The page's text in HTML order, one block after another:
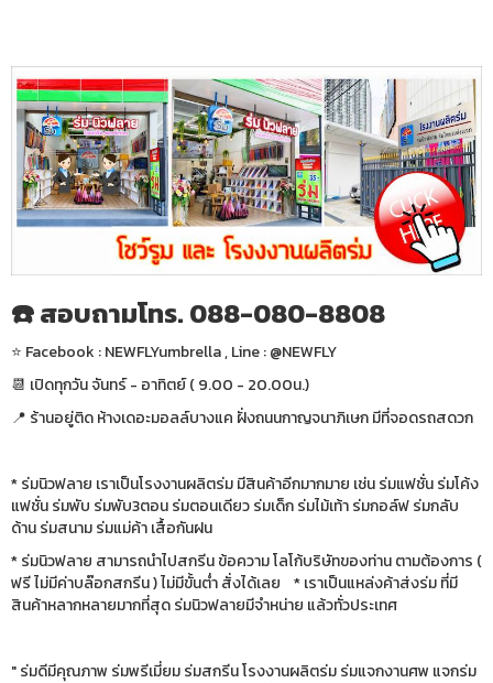
☎️ สอบถามโทร. 088-080-8808
⭐️ Facebook : NEWFLYumbrella , Line : @NEWFLY
📆 เปิดทุกวัน จันทร์ - อาทิตย์ ( 9.00 - 20.00น.)
📍 ร้านอยู่ติด ห้างเดอะมอลล์บางแค ฝั่งถนนกาญจนาภิเษก มีที่จอดรถสดวก
* ร่มนิวฟลาย เราเป็นโรงงานผลิตร่ม มีสินค้าอีกมากมาย เช่น ร่มแฟชั่น ร่มโค้ง
แฟชั่น ร่มพับ ร่มพับ3ตอน ร่มตอนเดียว ร่มเด็ก ร่มไม้เท้า ร่มกอล์ฟ ร่มกลับ
ด้าน ร่มสนาม ร่มแม่ค้า เสื้อกันฝน
* ร่มนิวฟลาย สามารถนำไปสกรีน ข้อความ โลโก้บริษัทของท่าน ตามต้องการ (
ฟรี ไม่มีค่าบล๊อกสกรีน ) ไม่มีขั้นต่ำ สั่งได้เลย * เราเป็นแหล่งค้าส่งร่ม ที่มี
สินค้าหลากหลายมากที่สุด ร่มนิวฟลายมีจำหน่าย แล้วทั่วประเทศ
" ร่มดีมีคุณภาพ ร่มพรีเมี่ยม ร่มสกรีน โรงงานผลิตร่ม ร่มแจกงานศพ แจกร่ม